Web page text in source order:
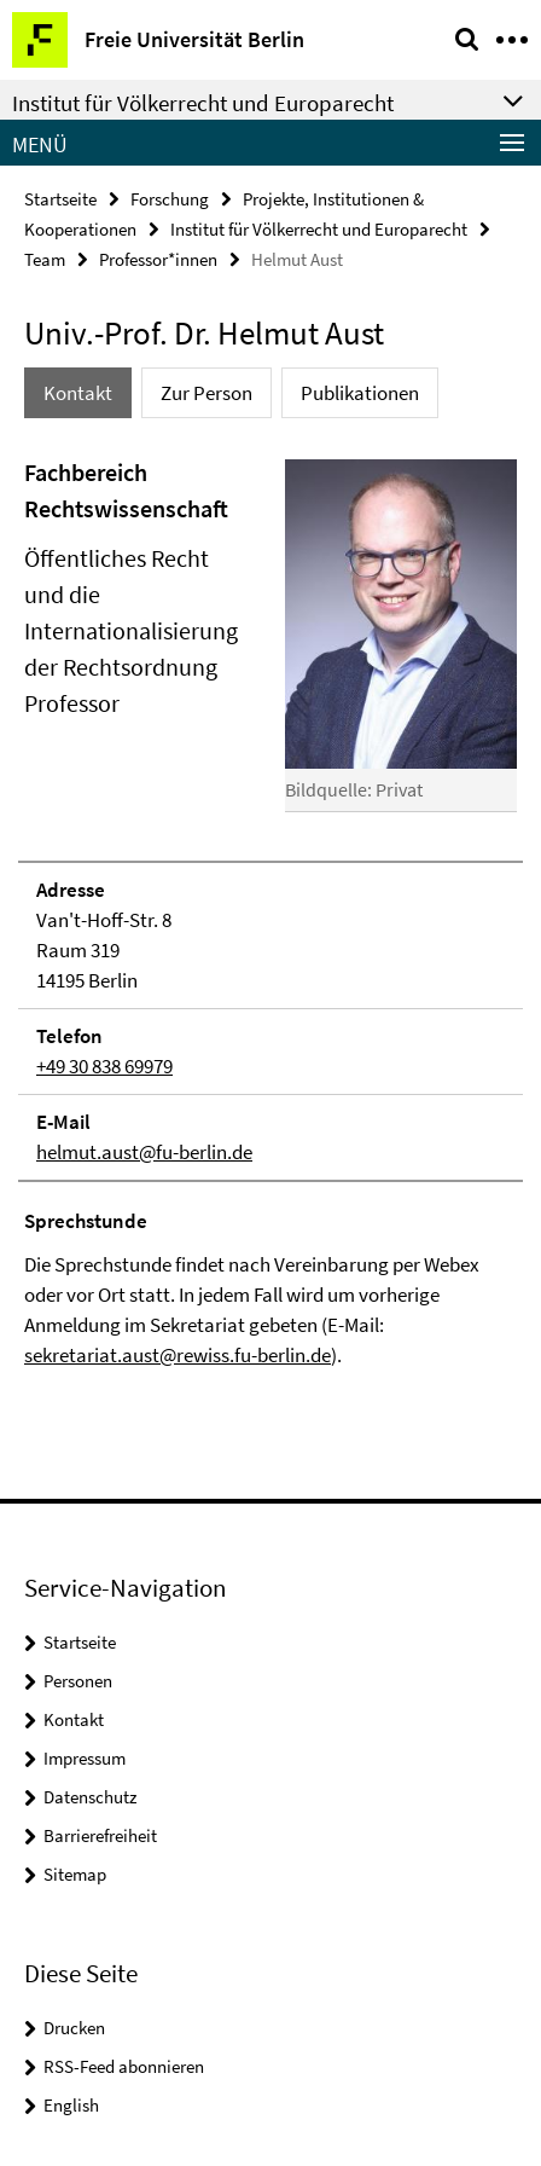
Springe
direkt
zu
Inhalt
Freie Universität Berlin
Service-
Navigation
Institut für Völkerrecht und Europarecht
MENÜ
Startseite Forschung
Projekte, Institutionen &
Kooperationen
Institut für Völkerrecht und Europarecht
Team
Professor*innen Helmut Aust
Univ.-Prof. Dr. Helmut Aust
Kontakt Zur Person Publikationen
Bildquelle: Privat
Fachbereich
Rechtswissenschaft
Öffentliches Recht
und die
Internationalisierung
der Rechtsordnung
Professor
Adresse
Van't-Hoff-Str. 8
Raum 319
14195 Berlin
Telefon
+49 30 838 69979
E-Mail
helmut.aust@fu-berlin.de
Sprechstunde
Die Sprechstunde findet nach Vereinbarung per Webex
oder vor Ort statt. In jedem Fall wird um vorherige
Anmeldung im Sekretariat gebeten (E-Mail:
sekretariat.aust@rewiss.fu-berlin.de).
Service-Navigation
Startseite
Personen
Kontakt
Impressum
Datenschutz
Barrierefreiheit
Sitemap
Diese Seite
Drucken
RSS-Feed abonnieren
English